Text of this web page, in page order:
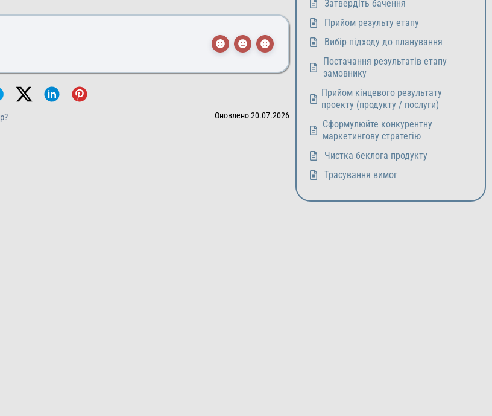
Оновлено 20.07.2026
Затвердіть бачення
Прийом результу етапу
Вибір підходу до планування
Постачання результатів етапу
замовнику
Прийом кінцевого результату
проекту (продукту / послуги)
Сформулюйте конкурентну
маркетингову стратегію
Чистка беклога продукту
Трасування вимог